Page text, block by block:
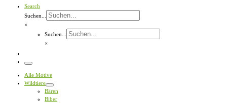
Search
Suchen...
×
Suchen...
×
Menü
Alle Motive
Wildtiere
Bären
Biber